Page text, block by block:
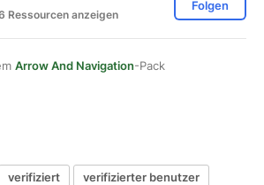
Ressourcen anzeigen
Folgen
Arrow And Navigation-Pack
verifiziert
verifizierter benutzer